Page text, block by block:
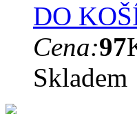
DO
Cena:97
Skladem